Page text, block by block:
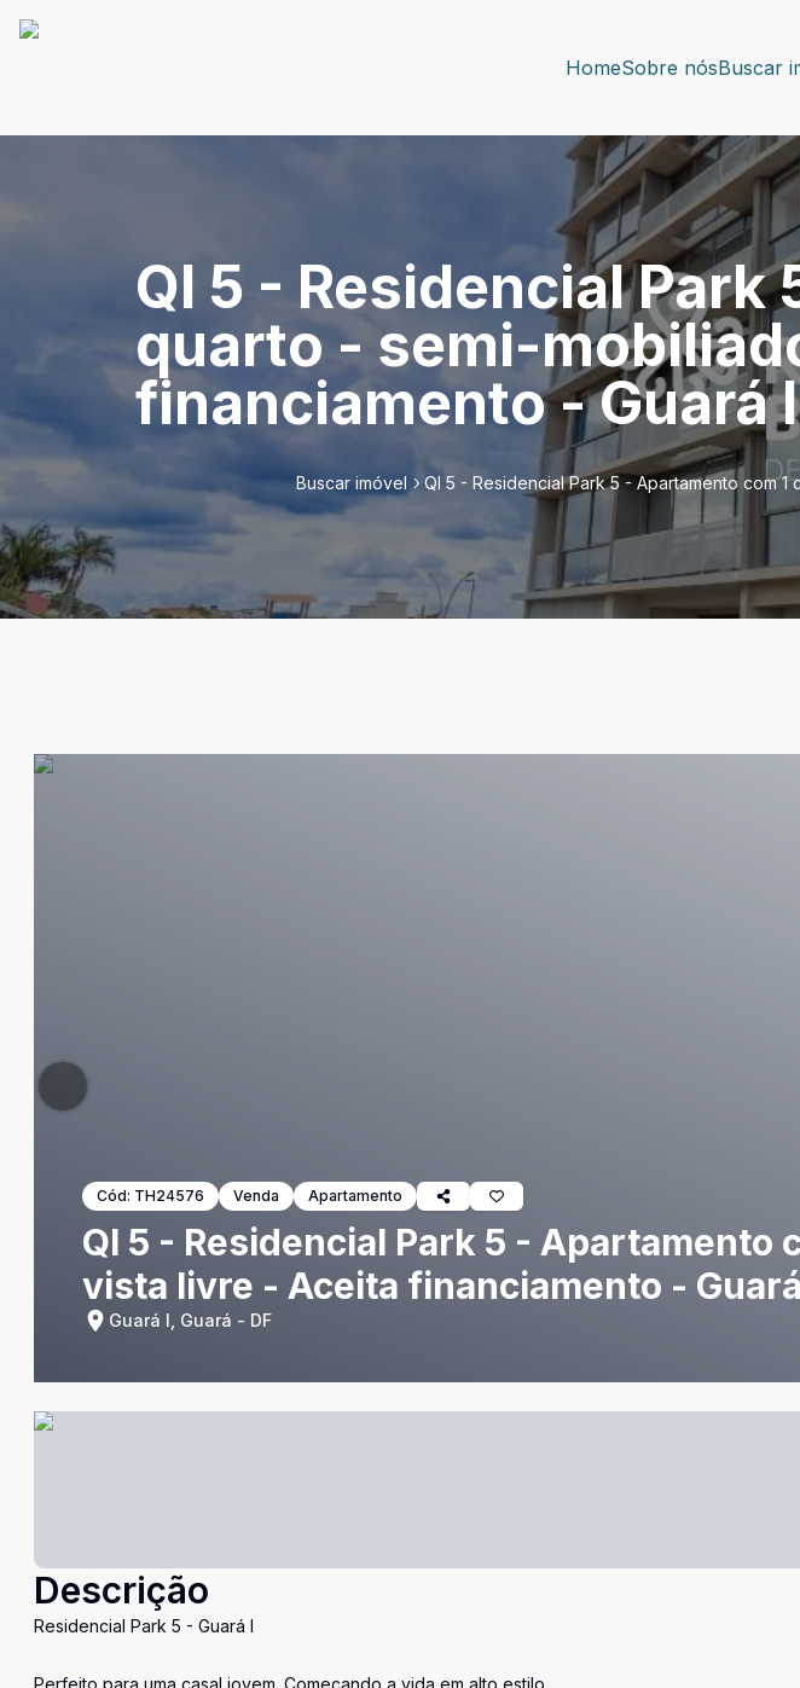
HomeSobre nósBuscar
QI 5 - Residencial
quarto - semi-
financiamento - Guará I
Buscar imóvel QI 5 - Residencial Park 5 - Apartamento com
Cód: TH24576 Venda Apartamento
QI 5 - Residencial Park 5 - Apartamento
vista livre - Aceita financiamento -
Guará I, Guará - DF
Descrição
Residencial Park 5 - Guará I
Perfeito para uma casal jovem. Começando a vida em alto estilo.